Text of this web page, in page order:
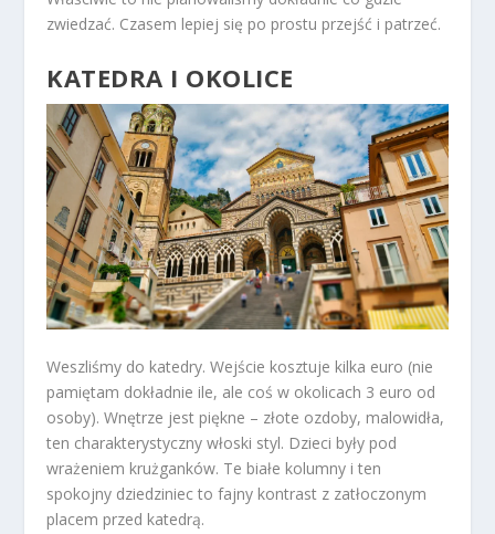
zwiedzać. Czasem lepiej się po prostu przejść i patrzeć.
KATEDRA I OKOLICE
Weszliśmy do katedry. Wejście kosztuje kilka euro (nie
pamiętam dokładnie ile, ale coś w okolicach 3 euro od
osoby). Wnętrze jest piękne – złote ozdoby, malowidła,
ten charakterystyczny włoski styl. Dzieci były pod
wrażeniem krużganków. Te białe kolumny i ten
spokojny dziedziniec to fajny kontrast z zatłoczonym
placem przed katedrą.